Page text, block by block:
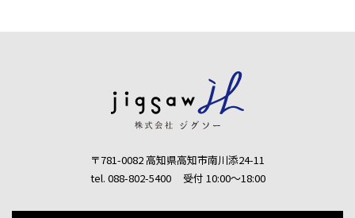
〒781-0082 高知県高知市南川添24-11
tel. 088-802-5400
受付 10:00〜18:00